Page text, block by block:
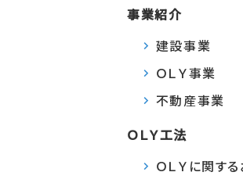
事業紹介
建設事業
ＯＬＹ事業
不動産事業
ＯＬＹ工法
ＯＬＹに関す